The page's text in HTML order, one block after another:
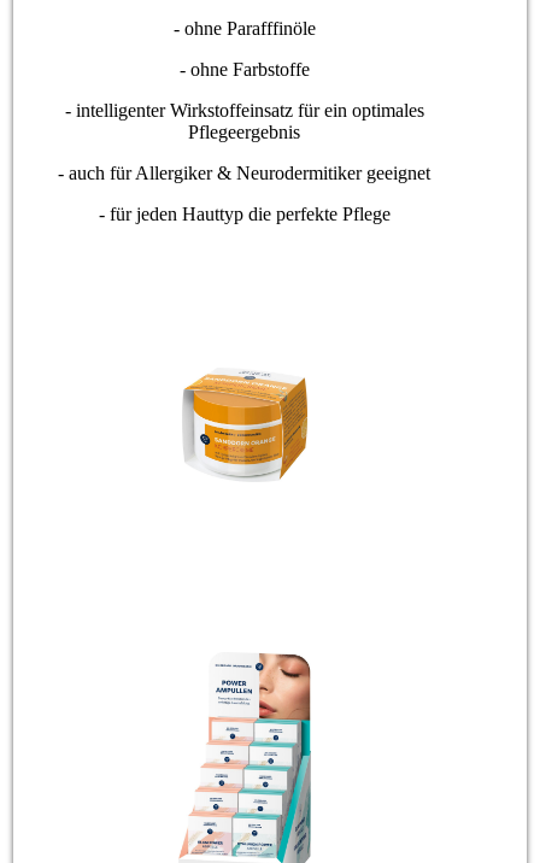
- ohne Parafffinöle
- ohne Farbstoffe
- intelligenter Wirkstoffeinsatz für ein optimales
Pflegeergebnis
- auch für Allergiker & Neurodermitiker geeignet
- für jeden Hauttyp die perfekte Pflege